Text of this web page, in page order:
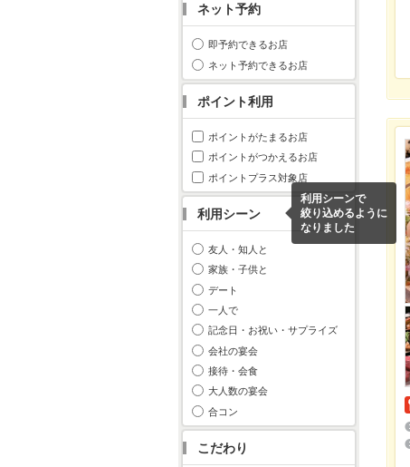
ネット予約
即予約できるお店
ネット予約できるお店
ポイント利用
ポイントがたまるお店
ポイントがつかえるお店
ポイントプラス対象店
利用シーン
利用シーンで
絞り込めるように
なりました
友人・知人と
家族・子供と
デート
一人で
記念日・お祝い・サプライズ
会社の宴会
接待・会食
大人数の宴会
合コン
こだわり